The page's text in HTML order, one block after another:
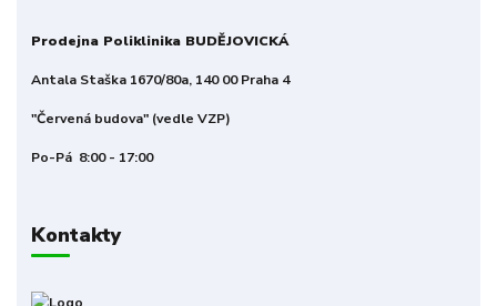
Prodejna Poliklinika BUDĚJOVICKÁ
Antala Staška 1670/80a, 140 00 Praha 4
"Červená budova" (vedle VZP)
Po-Pá 8:00 - 17:00
Kontakty